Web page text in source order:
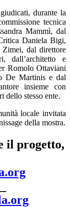
durante la
tecnica
Mammì, dal
Daniela Bigi,
Zimei, dal direttore
dall’architetto e
Romolo Ottaviani
De Martinis e dal
insieme con
dello stesso ente.
locale invitata
della mostra.
il progetto,